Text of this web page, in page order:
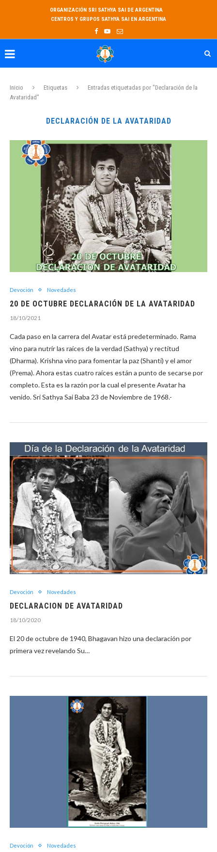
ORGANIZACIÓN SRI SATHYA SAI DE ARGENTINA
CENTROS Y GRUPOS SATHYA SAI EN ARGENTINA
Inicio Etiquetas
Entradas etiquetadas por "Declaración de la
Avataridad"
DECLARACIÓN DE LA AVATARIDAD
Devoción Novedades
20 DE OCTUBRE DECLARACIÓN DE LA AVATARIDAD
18/10/2021
Cada paso en la carrera del Avatar está predeterminado. Rama
vino para nutrir las raíces de la verdad (Sathya) y rectitud
(Dharma). Krishna vino para fomentar la paz (Shanti) y el amor
(Prema). Ahora estas cuatro raíces están a punto de secarse por
completo. Esta es la razón por la cual el presente Avatar ha
venido. Sri Sathya Sai Baba 23 de Noviembre de 1968.-
Devoción Novedades
DECLARACION DE AVATARIDAD
18/10/2020
El 20 de octubre de 1940, Bhagavan hizo una declaración por
primera vez revelando Su…
Devoción Novedades